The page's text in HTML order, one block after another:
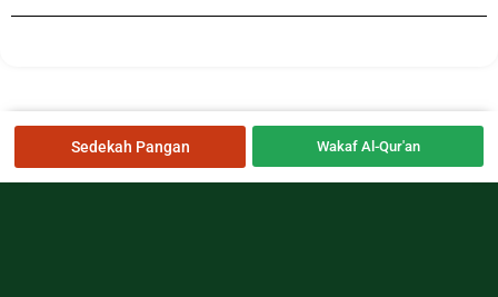
Sedekah Pangan Wakaf Al-Qur'an